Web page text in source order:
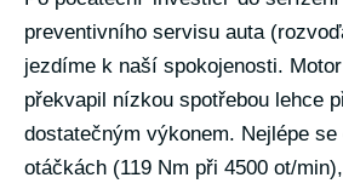
preventivního servisu auta
jezdíme k naší spokojenosti.
překvapil nízkou spotřebou lehce
dostatečným výkonem. Nejlépe
otáčkách (119 Nm při 4500 ot/